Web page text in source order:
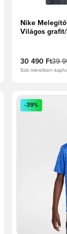
Nike
Világos grafit/
30 490 Ft39
Sok méretben
a tagként
Megnyit egy
-39%